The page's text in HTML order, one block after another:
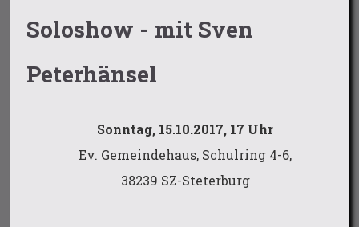
Soloshow - mit Sven
Peterhänsel
Sonntag, 15.10.2017, 17 Uhr
Ev. Gemeindehaus, Schulring 4-6,
38239 SZ-Steterburg